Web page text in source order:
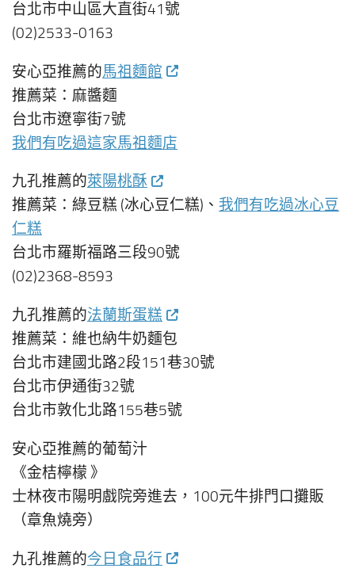
台北市中山區大直街41號
(02)2533-0163
安心亞推薦的馬祖麵館
推薦菜：麻醬麵
台北市遼寧街7號
我們有吃過這家馬祖麵店
九孔推薦的萊陽桃酥
推薦菜：綠豆糕 (冰心豆仁糕)、 我們有吃過冰心豆
仁糕
台北市羅斯福路三段90號
(02)2368-8593
九孔推薦的法蘭斯蛋糕
推薦菜：維也納牛奶麵包
台北市建國北路2段151巷30號
台北市伊通街32號
台北市敦化北路155巷5號
安心亞推薦的葡萄汁
《金桔檸檬 》
士林夜市陽明戲院旁進去，100元牛排門口攤販
（章魚燒旁）
九孔推薦的今日食品行